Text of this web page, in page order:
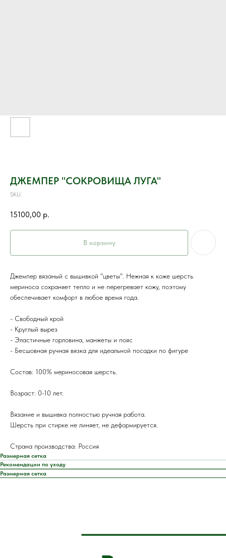
ДЖЕМПЕР "СОКРОВИЩА ЛУГА"
SKU:
15100,00 р.
В корзину
Джемпер вязаный с вышивкой "цветы". Нежная к коже шерсть
мериноса сохраняет тепло и не перегревает кожу, поэтому
обеспечивает комфорт в любое время года.
- Свободный крой
- Круглый вырез
- Эластичные горловина, манжеты и пояс
- Бесшовная ручная вязка для идеальной посадки по фигуре
Состав: 100% мериносовая шерсть.
Возраст: 0-10 лет.
Вязание и вышивка полностью ручная работа.
Шерсть при стирке не линяет, не деформируется.
Страна производства: Россия
Размерная сетка
Рекомендации по уходу
Размерная сетка